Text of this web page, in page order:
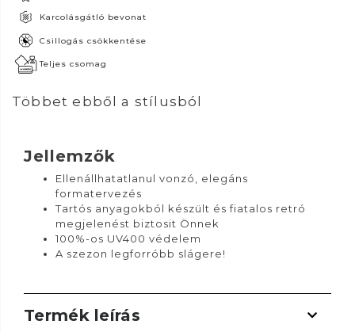
Karcolásgátló bevonat
Csillogás csökkentése
Teljes csomag
Többet ebből a stílusból
Jellemzők
Ellenállhatatlanul vonzó, elegáns
formatervezés
Tartós anyagokból készült és fiatalos retró
megjelenést biztosit Önnek
100%-os UV400 védelem
A szezon legforróbb slágere!
Termék leírás